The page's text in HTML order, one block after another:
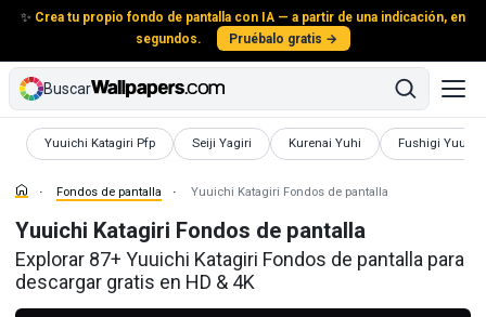
✨ Crea tu propio fondo de pantalla con IA — a partir de una indicación, en
segundos.
Pruébalo gratis →
Buscar
Yuuichi Katagiri Pfp
Fondos de pantalla Seiji Yagiri
Fondos de pantallaKurenai Yuhi
Fondos de pantalla Fushigi Yuugi
Fondos de
Fondos de pantalla Yuuichi Katagiri Fondos de pantalla
Yuuichi Katagiri Fondos de pantalla
Explorar 87+ Yuuichi Katagiri Fondos de pantalla para
descargar gratis en HD & 4K